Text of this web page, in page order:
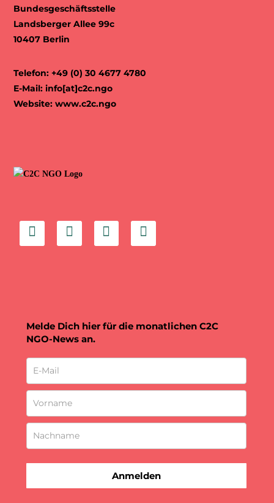
Bundesgeschäftsstelle
Landsberger Allee 99c
10407 Berlin
Telefon: +49 (0) 30 4677 4780
E-Mail:info[at]c2c.ngo
Website:www.c2c.ngo
Melde Dich hier für die monatlichen C2C
NGO-News an.
Anmelden